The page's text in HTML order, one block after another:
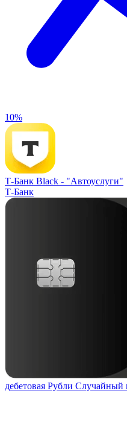
10%
Т-Банк Black - "Автоуслуги"
Т-Банк
дебетовая Рубли Случайный